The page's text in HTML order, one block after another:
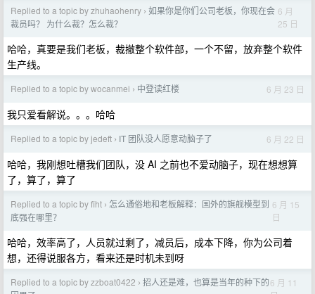
Replied to a topic by zhuhaohenry › 如果你是你们公司老板，你现在会
裁员吗？ 为什么裁？怎么裁？
6 月
25 日
哈哈，真要是我们老板，裁撤整个软件部，一个不留，放弃整个软件
生产线。
Replied to a topic by wocanmei › 中登读红楼 6 月 23 日
我只爱看解说。。。哈哈
Replied to a topic by jedeft › IT 团队没人愿意动脑子了 6 月 22 日
哈哈，我刚想吐槽我们团队，没 AI 之前也不爱动脑子，现在想想算
了，算了，算了
Replied to a topic by fiht › 怎么通俗地和老板解释：国外的旗舰模型到
底强在哪里？
6 月 15
日
哈哈，效率高了，人员就过剩了，减员后，成本下降，你为公司着
想，还得说服各方，看来还是时机未到呀
Replied to a topic by zzboat0422 › 招人还是难，也算是当年的种下的6 月 11